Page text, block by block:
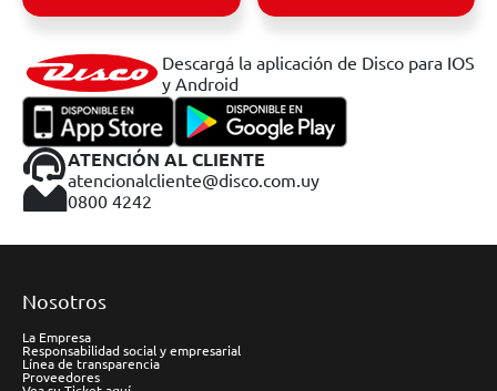
Descargá la aplicación de Disco para IOS
y Android
ATENCIÓN AL CLIENTE
atencionalcliente@disco.com.uy
0800 4242
Nosotros
La Empresa
Responsabilidad social y empresarial
Línea de transparencia
Proveedores